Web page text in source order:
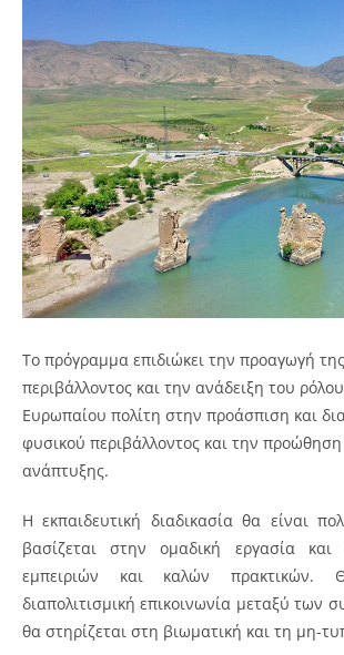
Το πρόγραμμα επιδιώκει την προαγωγή
περιβάλλοντος και την ανάδειξη του
Ευρωπαίου πολίτη στην προάσπιση και
φυσικού περιβάλλοντος και την
ανάπτυξης.
Η εκπαιδευτική διαδικασία θα είναι
βασίζεται στην ομαδική εργασία και
εμπειριών και καλών πρακτικών.
διαπολιτισμική επικοινωνία μεταξύ των
θα στηρίζεται στη βιωματική και τη μη-